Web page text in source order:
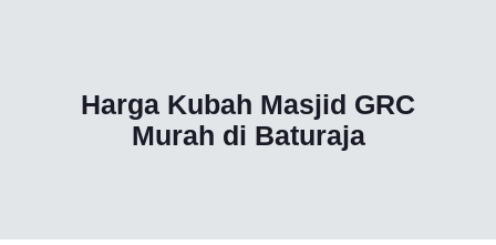
Harga Kubah Masjid GRC
Murah di Baturaja